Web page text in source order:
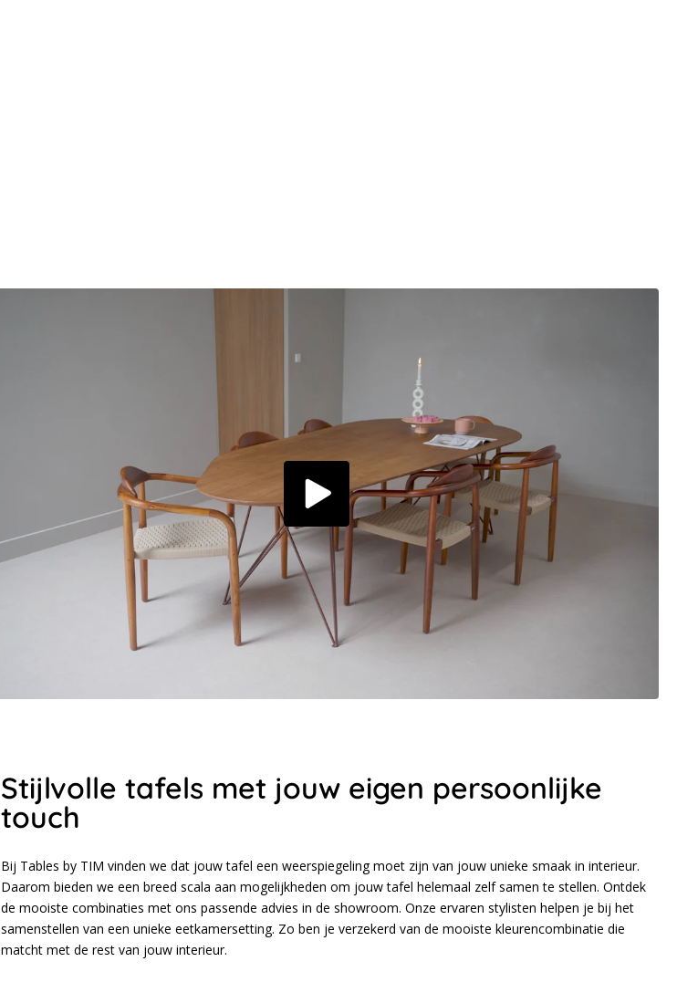
Stijlvolle tafels met jouw eigen persoonlijke
touch
Bij Tables by TIM vinden we dat jouw tafel een weerspiegeling moet zijn van jouw unieke smaak in interieur.
Daarom bieden we een breed scala aan mogelijkheden om jouw tafel helemaal zelf samen te stellen. Ontdek
de mooiste combinaties met ons passende advies in de showroom. Onze ervaren stylisten helpen je bij het
samenstellen van een unieke eetkamersetting. Zo ben je verzekerd van de mooiste kleurencombinatie die
matcht met de rest van jouw interieur.